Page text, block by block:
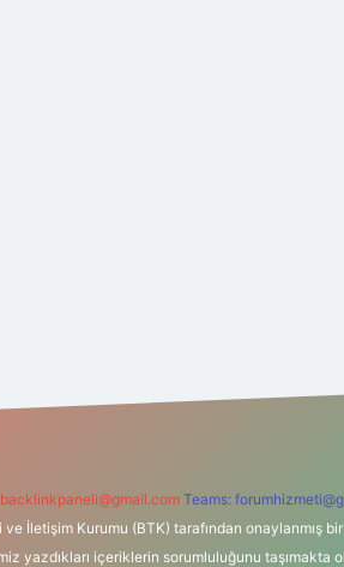
backlinkpaneli@gmail.com Teams:
İletişim Kurumu (BTK) tarafından
yazdıkları içeriklerin sorumluluğunu